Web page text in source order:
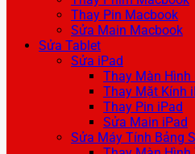
Thay Pin Macbook
Sửa Main Macbook
Sửa Tablet
Sửa iPad
Thay Màn Hình
Thay Mặt Kính
Thay Pin iPad
Sửa Main iPad
Sửa Máy Tính Bảng